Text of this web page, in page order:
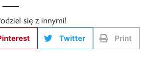
się z innymi!
Twitter Print